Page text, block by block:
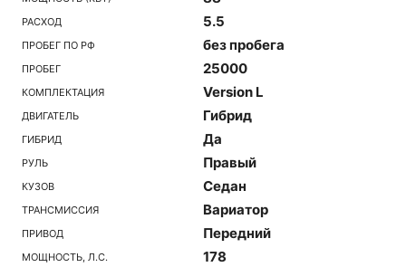
РАСХОД 5.5
ПРОБЕГ ПО РФ без пробега
ПРОБЕГ 25000
КОМПЛЕКТАЦИЯ Version L
ДВИГАТЕЛЬ Гибрид
ГИБРИД Да
РУЛЬ Правый
КУЗОВ Седан
ТРАНСМИССИЯ Вариатор
ПРИВОД Передний
МОЩНОСТЬ, Л.С. 178